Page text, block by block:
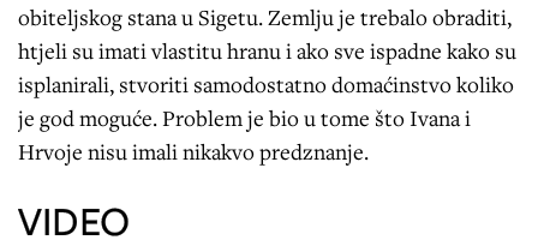
obiteljskog stana u Sigetu. Zemlju je trebalo obraditi,
htjeli su imati vlastitu hranu i ako sve ispadne kako su
isplanirali, stvoriti samodostatno domaćinstvo koliko
je god moguće. Problem je bio u tome što Ivana i
Hrvoje nisu imali nikakvo predznanje.
VIDEO